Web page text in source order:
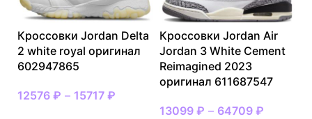
Кроссовки Jordan Delta
2 white royal оригинал
602947865
12576 ₽ – 15717 ₽
Кроссовки Jordan Air
Jordan 3 White Cement
Reimagined 2023
оригинал 611687547
13099 ₽ – 64709 ₽